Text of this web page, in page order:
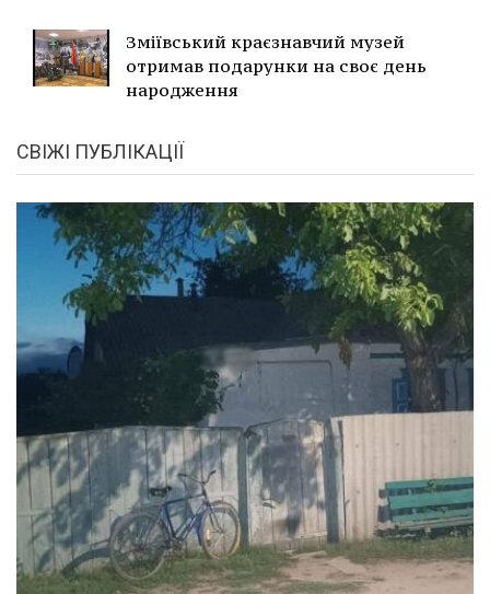
Зміївський краєзнавчий музей
отримав подарунки на своє день
народження
СВІЖІ ПУБЛІКАЦІЇ